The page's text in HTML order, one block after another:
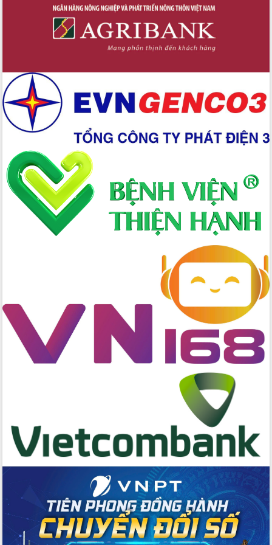
đấu có 77% xã đạt chuẩn nông thôn
Chuyển đổi số 'mở đường' cho nông
nghiệp Đắk Lắk tăng trưởng bứt phá
địa chính, hoàn thiện cơ sở dữ liệu đất
đai
Ứng dụng sinh trắc học - Bước tiến
trong hành trình chuyển đổi số tại Đắk
Lắk
Đắk Lắk nâng cao hiệu quả công tác
Đảng từ Sổ tay đảng viên điện tử
Đắk Lắk đẩy mạnh nuôi biển công
nghệ, hướng tới phát triển thủy sản
bền vững
Tập huấn nâng cao năng lực triển khai
chuyển đổi số cho cán bộ, công chức
hai con số trong năm 2026
Tổ chức trang trọng Lễ hội Đền thờ
Lương Văn Chánh năm 2026
Phó Bí thư Tỉnh ủy Đắk Lắk Đỗ Hữu
Huy giữ chức Bí thư Đảng ủy Ủy Ban
không gian tri thức trong thời đại số
Đánh giá, rút kinh nghiệm công tác tổ
chức diễn tập trước ngày bầu cử
Friendship Meeting New Year 2026”
Bầu cử Quốc hội và HĐND: Cử tri Đắk
Lắk gửi gắm niềm tin, kỳ vọng vào lá
phiếu
Đắk Lắk sẵn sàng các điều kiện cho